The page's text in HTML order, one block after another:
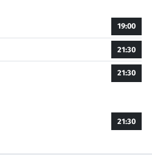
19:00
21:30
21:30
21:30